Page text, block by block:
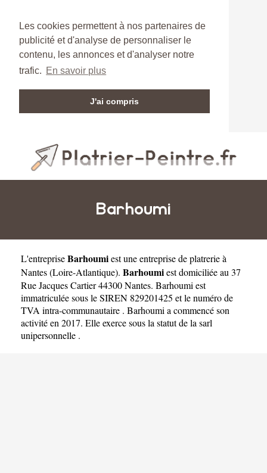
Les cookies permettent à nos partenaires de
publicité et d'analyse de personnaliser le
contenu, les annonces et d'analyser notre
trafic. En savoir plus
J'ai compris
Barhoumi
L'entrepriseBarhoumiest uneentreprise de platrerie à
Nantes(Loire-Atlantique). Barhoumiest domiciliée au 37
Rue Jacques Cartier 44300 Nantes. Barhoumi est
immatriculée sous le SIREN 829201425 et le numéro de
TVA intra-communautaire . Barhoumi a commencé son
activité en 2017. Elle exerce sous la statut de la sarl
unipersonnelle .